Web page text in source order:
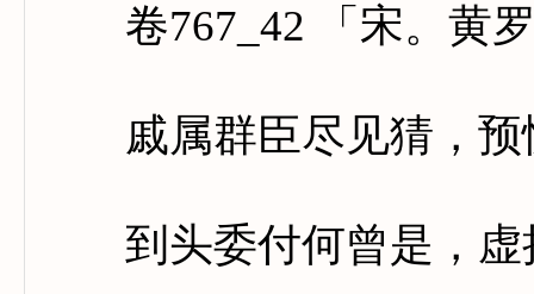
卷767_42 「宋。黄罗
戚属群臣尽见猜，预
到头委付何曾是，虚